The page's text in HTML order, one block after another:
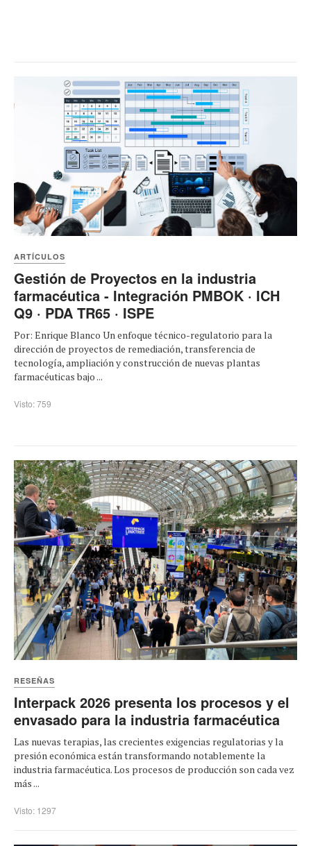
ARTÍCULOS
Gestión de Proyectos en la industria
farmacéutica - Integración PMBOK · ICH
Q9 · PDA TR65 · ISPE
Por: Enrique Blanco Un enfoque técnico-regulatorio para la
dirección de proyectos de remediación, transferencia de
tecnología, ampliación y construcción de nuevas plantas
farmacéuticas bajo ...
Visto: 759
RESEÑAS
Interpack 2026 presenta los procesos y el
envasado para la industria farmacéutica
Las nuevas terapias, las crecientes exigencias regulatorias y la
presión económica están transformando notablemente la
industria farmacéutica. Los procesos de producción son cada vez
más ...
Visto: 1297